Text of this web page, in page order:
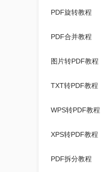
PDF旋转教程
PDF合并教程
图片转PDF教程
TXT转PDF教程
WPS转PDF教程
XPS转PDF教程
PDF拆分教程